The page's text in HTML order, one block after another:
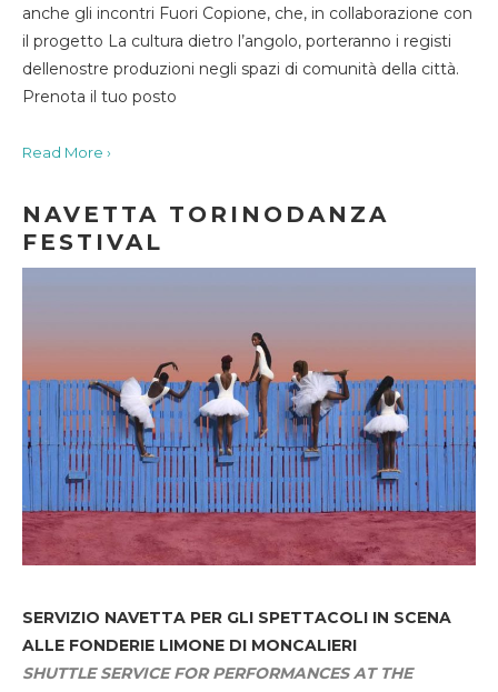
anche gli incontri Fuori Copione, che, in collaborazione con
il progetto La cultura dietro l’angolo, porteranno i registi
dellenostre produzioni negli spazi di comunità della città.
Prenota il tuo posto
Read More ›
NAVETTA TORINODANZA
FESTIVAL
SERVIZIO NAVETTA PER GLI SPETTACOLI IN SCENA
ALLE FONDERIE LIMONE DI MONCALIERI
SHUTTLE SERVICE FOR PERFORMANCES AT THE